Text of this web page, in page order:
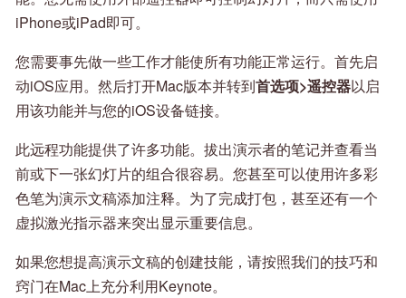
iPhone或iPad即可。
您需要事先做一些工作才能使所有功能正常运行。首先启
动iOS应用。然后打开Mac版本并转到首选项>遥控器以启
用该功能并与您的iOS设备链接。
此远程功能提供了许多功能。拔出演示者的笔记并查看当
前或下一张幻灯片的组合很容易。您甚至可以使用许多彩
色笔为演示文稿添加注释。为了完成打包，甚至还有一个
虚拟激光指示器来突出显示重要信息。
如果您想提高演示文稿的创建技能，请按照我们的技巧和
窍门在Mac上充分利用Keynote。